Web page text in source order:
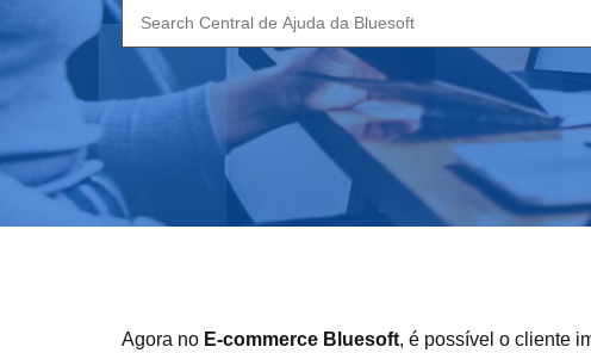
Search
for:
Agora no E-commerce Bluesoft, é possível o cliente